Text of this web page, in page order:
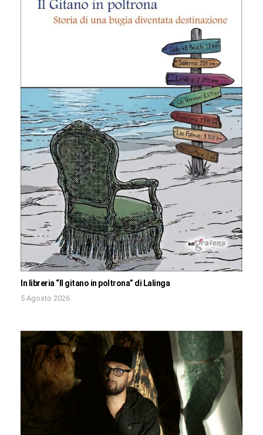
In libreria “Il gitano in poltrona” di Lalinga
5 Agosto 2026